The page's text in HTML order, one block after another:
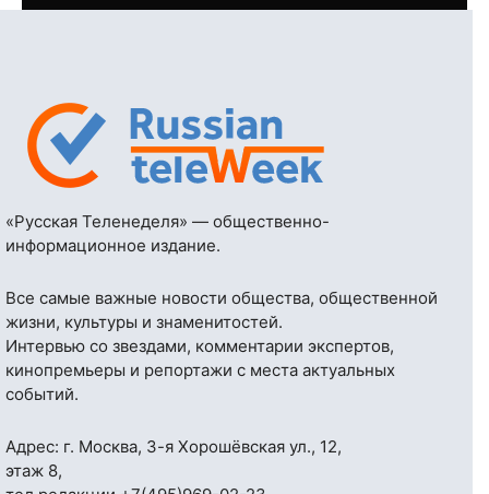
«Русская Теленеделя» — общественно-
информационное издание.
Все самые важные новости общества, общественной
жизни, культуры и знаменитостей.
Интервью со звездами, комментарии экспертов,
кинопремьеры и репортажи с места актуальных
событий.
Адрес: г. Москва, 3-я Хорошёвская ул., 12,
этаж 8,